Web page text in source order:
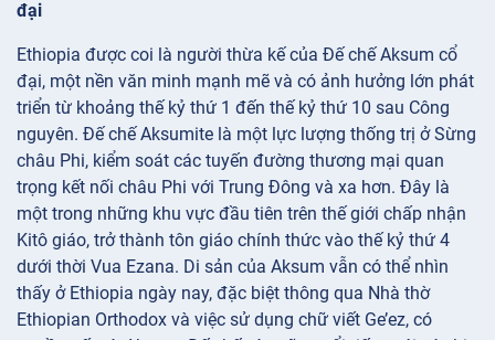
đại
Ethiopia được coi là người thừa kế của Đế chế Aksum cổ
đại, một nền văn minh mạnh mẽ và có ảnh hưởng lớn phát
triển từ khoảng thế kỷ thứ 1 đến thế kỷ thứ 10 sau Công
nguyên. Đế chế Aksumite là một lực lượng thống trị ở Sừng
châu Phi, kiểm soát các tuyến đường thương mại quan
trọng kết nối châu Phi với Trung Đông và xa hơn. Đây là
một trong những khu vực đầu tiên trên thế giới chấp nhận
Kitô giáo, trở thành tôn giáo chính thức vào thế kỷ thứ 4
dưới thời Vua Ezana. Di sản của Aksum vẫn có thể nhìn
thấy ở Ethiopia ngày nay, đặc biệt thông qua Nhà thờ
Ethiopian Orthodox và việc sử dụng chữ viết Ge’ez, có